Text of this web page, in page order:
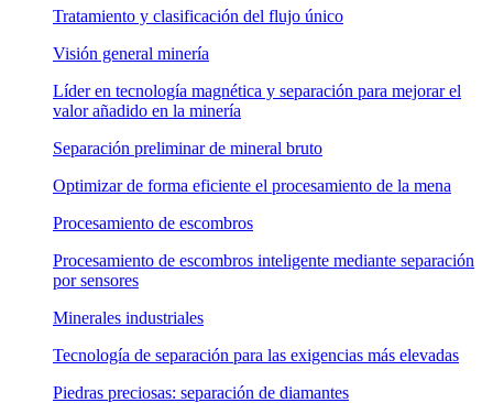
Tratamiento y clasificación del flujo único
Visión general minería
Líder en tecnología magnética y separación para mejorar el
valor añadido en la minería
Separación preliminar de mineral bruto
Optimizar de forma eficiente el procesamiento de la mena
Procesamiento de escombros
Procesamiento de escombros inteligente mediante separación
por sensores
Minerales industriales
Tecnología de separación para las exigencias más elevadas
Piedras preciosas: separación de diamantes